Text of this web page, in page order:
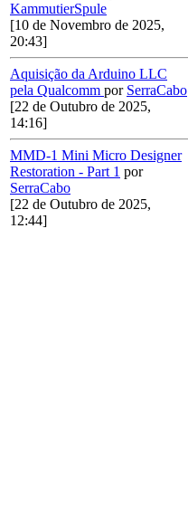
KammutierSpule
[10 de Novembro de 2025,
20:43]
Aquisição da Arduino LLC
pela Qualcomm por SerraCabo
[22 de Outubro de 2025,
14:16]
MMD-1 Mini Micro Designer
Restoration - Part 1 por
SerraCabo
[22 de Outubro de 2025,
12:44]